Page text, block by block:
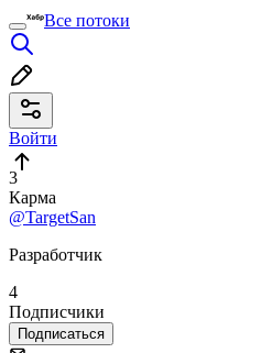
Все потоки
Войти
3
Карма
@TargetSan
Разработчик
4
Подписчики
Подписаться